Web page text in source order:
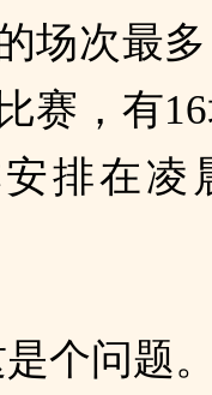
场次最多
赛，有
排在凌
个问题。